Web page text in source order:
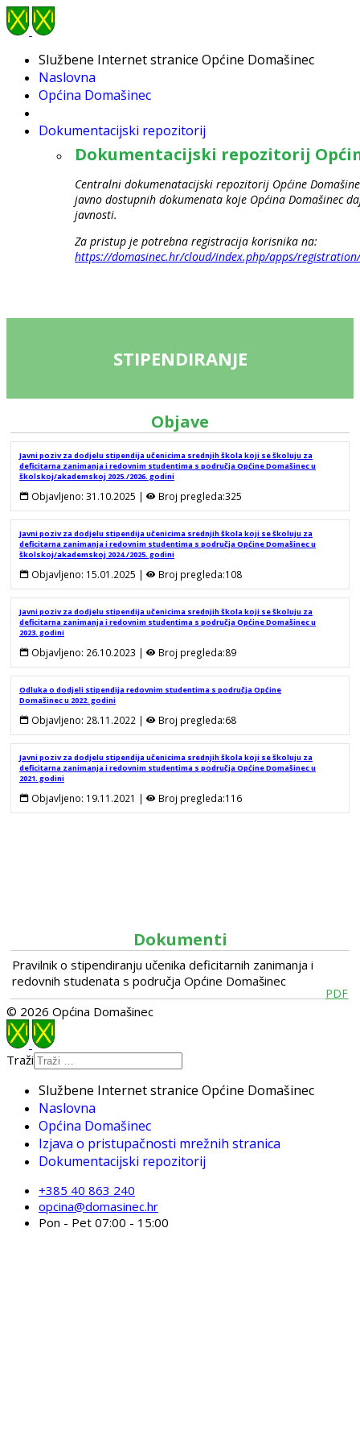
Službene Internet stranice Općine Domašinec
Naslovna
Općina Domašinec
Dokumentacijski repozitorij
Dokumentacijski repozitorij
Centralni dokumenatacijski repozitorij Općine
javno dostupnih dokumenata koje Općina Domašinec
javnosti.
Za pristup je potrebna registracija korisnika na:
https://domasinec.hr/cloud/index.php/apps/registration/
STIPENDIRANJE
Objave
Javni poziv za dodjelu stipendija učenicima srednjih škola koji se školuju za
deficitarna zanimanja i redovnim studentima s područja Općine Domašinec u
školskoj/akademskoj 2025./2026. godini
Objavljeno: 31.10.2025 | Broj pregleda:325
Javni poziv za dodjelu stipendija učenicima srednjih škola koji se školuju za
deficitarna zanimanja i redovnim studentima s područja Općine Domašinec u
školskoj/akademskoj 2024./2025. godini
Objavljeno: 15.01.2025 | Broj pregleda:108
Javni poziv za dodjelu stipendija učenicima srednjih škola koji se školuju za
deficitarna zanimanja i redovnim studentima s područja Općine Domašinec u
2023. godini
Objavljeno: 26.10.2023 | Broj pregleda:89
Odluka o dodjeli stipendija redovnim studentima s područja Općine
Domašinec u 2022. godini
Objavljeno: 28.11.2022 | Broj pregleda:68
Javni poziv za dodjelu stipendija učenicima srednjih škola koji se školuju za
deficitarna zanimanja i redovnim studentima s područja Općine Domašinec u
2021. godini
Objavljeno: 19.11.2021 | Broj pregleda:116
Dokumenti
Pravilnik o stipendiranju učenika deficitarnih zanimanja i
redovnih studenata s područja Općine Domašinec
PDF
© 2026 Općina Domašinec
Traži
Službene Internet stranice Općine Domašinec
Naslovna
Općina Domašinec
Izjava o pristupačnosti mrežnih stranica
Dokumentacijski repozitorij
+385 40 863 240
opcina@domasinec.hr
Pon - Pet 07:00 - 15:00